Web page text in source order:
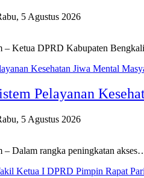
5 Agustus 2026
Ketua DPRD Kabupaten
Pelayanan
5 Agustus 2026
Dalam rangka peningkatan